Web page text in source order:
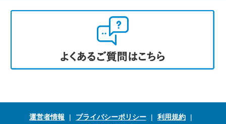
運営者情報 プライバシーポリシー
利用規約